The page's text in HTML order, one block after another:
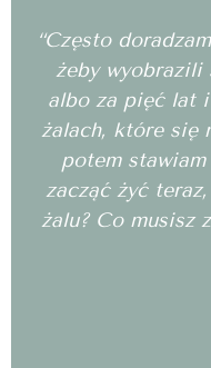
“Często
żeby wyobrazili
albo za pięć lat
żalach, które się
potem stawiam
zacząć żyć
żalu? Co musisz